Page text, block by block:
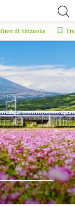
di Shizuoka